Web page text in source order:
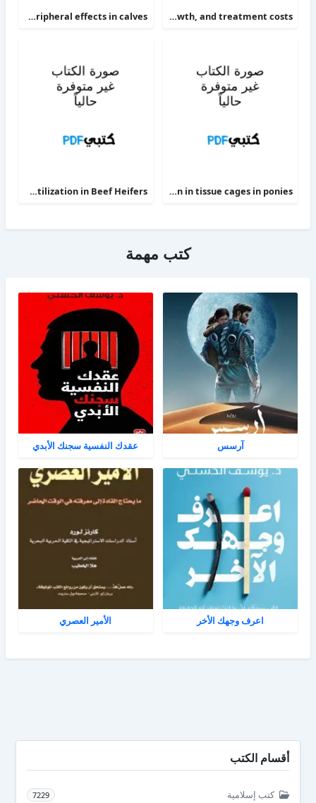
Targeting therapy to minimize antimicrobial use in preweaned calves effects on health, growth, and treatment costs
The alpha 2-adrenoceptor agonists xylazine and guanfacine exert different central nervous system, but comparable peripheral effects in calves
Clinical efficacy of intravenous administration of marbofloxacin in a Staphylococcus aureus infection in tissue cages in ponies
Phosphorus Deficiency Metabolism and Food Utilization in Beef Heifers
كتب مهمة
آرسس عقدك النفسية سجنك الأبدي
اعرف وجهك الأخر الأمير العصري
أقسام الكتب
كتب إسلامية 7229